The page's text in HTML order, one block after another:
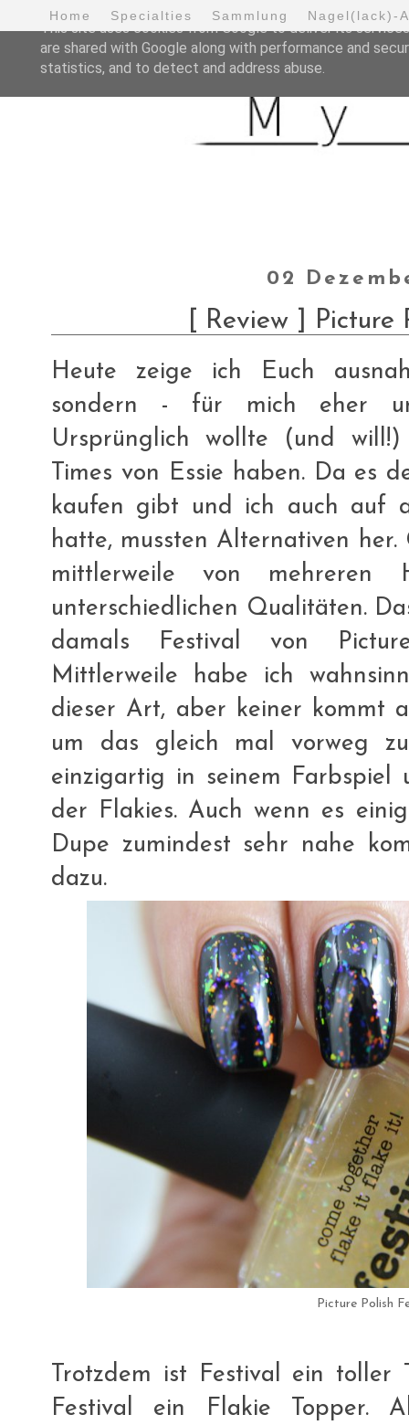
Home Specialties Sammlung Nagel(lack)-
02
[ Review ] Picture
Heute zeige ich Euch
sondern - für mich eher
Ursprünglich wollte (und
Times von Essie haben. Da es
kaufen gibt und ich auch auf
hatte, mussten Alternativen
mittlerweile von mehreren
unterschiedlichen Qualitäten.
damals Festival von
Mittlerweile habe ich
dieser Art, aber keiner kommt
um das gleich mal vorweg
einzigartig in seinem Farbspiel
der Flakies. Auch wenn es
Dupe zumindest sehr nahe
dazu.
Picture Polish
Trotzdem ist Festival ein toller
Festival ein Flakie Topper.
This site uses cookies from Google to deliver its
are shared with Google along with performance and
statistics, and to detect and address abuse.